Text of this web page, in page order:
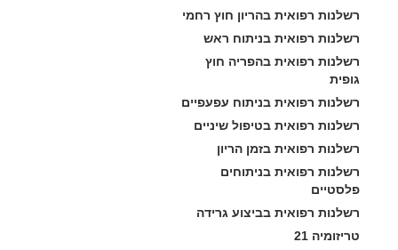
רשלנות רפואית בהריון חוץ רחמי
רשלנות רפואית בניתוח ראש
רשלנות רפואית בהפריה חוץ
גופית
רשלנות רפואית בניתוח עפעפיים
רשלנות רפואית בטיפול שיניים
רשלנות רפואית בזמן הריון
רשלנות רפואית בניתוחים
פלסטיים
רשלנות רפואית בביצוע גרידה
טריזומיה 21